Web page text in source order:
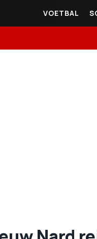
VOETBAL